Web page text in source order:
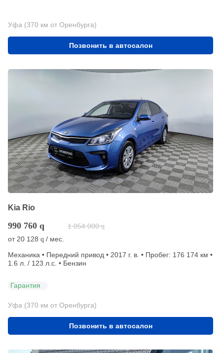
Уфа (370 км от Оренбурга)
Позвонить в автосалон
Kia Rio
990 760 q 1 054 000 q
от 20 128 q / мес.
Механика • Передний привод • 2017 г. в. • Пробег: 176 174 км •
1.6 л. / 123 л.с. • Бензин
Гарантия
Уфа (370 км от Оренбурга)
Позвонить в автосалон